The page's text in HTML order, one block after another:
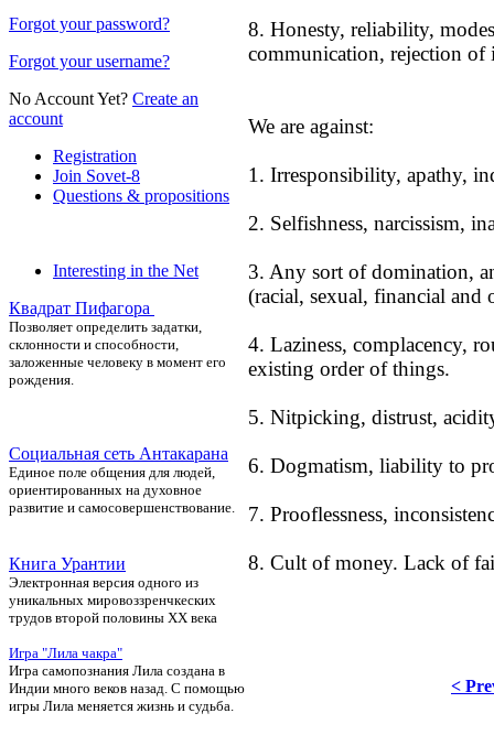
Forgot your password?
Forgot your username?
No Account Yet? Create an
account
Registration
Join Sovet-8
Questions & propositions
Interesting in the Net
Квадрат Пифагора
Позволяет определить задатки,
склонности и способности,
заложенные человеку в момент его
рождения.
Социальная сеть Антакарана
Единое поле общения для людей,
ориентированных на духовное
развитие и самосовершенствование.
Книга Урантии
Электронная версия одного из
уникальных мировоззренчкеских
трудов второй половины ХХ века
Игра "Лила чакра"
Игра самопознания Лила создана в
Индии много веков назад. С помощью
игры Лила меняется жизнь и судьба.
8. Honesty, reliability,
communication, rejection of
We are against:
1. Irresponsibility, apathy,
2. Selfishness, narcissism,
3. Any sort of domination,
(racial, sexual, financial and
4. Laziness, complacency,
existing order of things.
5. Nitpicking, distrust,
6. Dogmatism, liability to
7. Prooflessness,
8. Cult of money. Lack of
<